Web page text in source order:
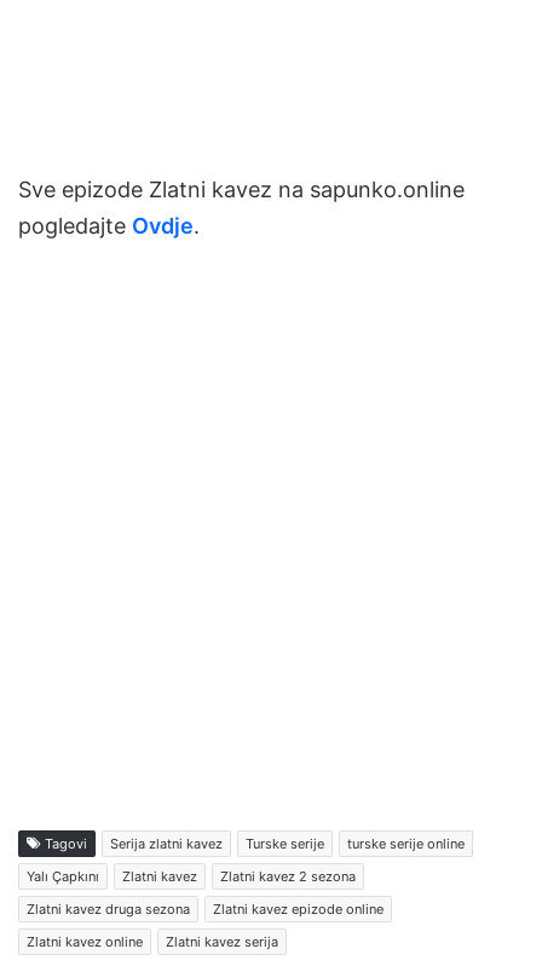
Sve epizode Zlatni kavez na sapunko.online
pogledajte Ovdje.
Tagovi Serija zlatni kavez Turske serije
turske serije online
Yalı Çapkını
Zlatni kavez
Zlatni kavez 2 sezona
Zlatni kavez druga sezona
Zlatni kavez epizode online
Zlatni kavez online
Zlatni kavez serija